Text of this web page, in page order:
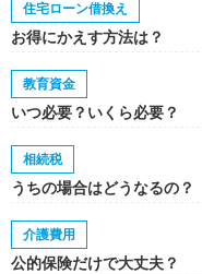
住宅ローン借換え
お得にかえす方法は？
教育資金
いつ必要？いくら必要？
相続税
うちの場合はどうなるの？
介護費用
公的保険だけで大丈夫？